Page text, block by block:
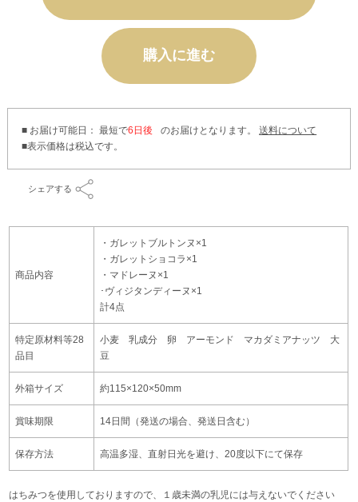
購入に進む
■ お届け可能日： 最短で6日後 のお届けとなります。 送料について
シェアする
商品内容
・ガレットブルトンヌ×1
・ガレットショコラ×1
・マドレーヌ×1
･ヴィジタンディーヌ×1
計4点
特定原材料等28
品目
小麦 乳成分 卵 アーモンド マカダミアナッツ 大
豆
外箱サイズ 約115×120×50mm
賞味期限 14日間（発送の場合、発送日含む）
保存方法 高温多湿、直射日光を避け、20度以下にて保存
はちみつを使用しておりますので、１歳未満の乳児には与えないでください